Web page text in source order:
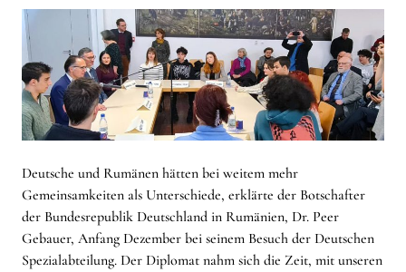
Deutsche und Rumänen hätten bei weitem mehr
Gemeinsamkeiten als Unterschiede, erklärte der Botschafter
der Bundesrepublik Deutschland in Rumänien, Dr. Peer
Gebauer, Anfang Dezember bei seinem Besuch der Deutschen
Spezialabteilung. Der Diplomat nahm sich die Zeit, mit unseren